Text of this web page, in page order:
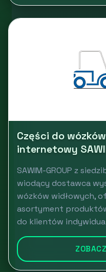
Części do
internetowy
SAWIM-GROUP z
wiodący dostawca
wózków widłowych,
asortyment
do klientów